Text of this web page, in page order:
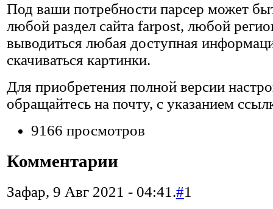
Под ваши потребности парсер может
любой раздел сайта farpost, любой
выводиться любая доступная
скачиваться картинки.
Для приобретения полной версии
обращайтесь на почту, с указанием
9166 просмотров
Комментарии
Зафар, 9 Авг 2021 - 04:41.#1